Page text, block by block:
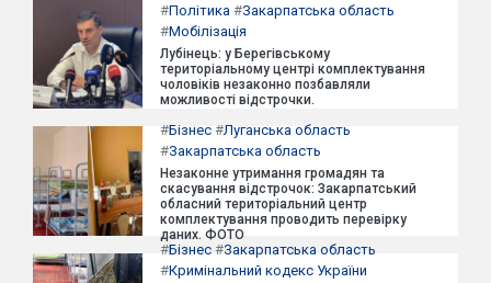
#Політика #Закарпатська область
#Мобілізація
Лубінець: у Берегівському
територіальному центрі комплектування
чоловіків незаконно позбавляли
можливості відстрочки.
#Бізнес #Луганська область
#Закарпатська область
Незаконне утримання громадян та
скасування відстрочок: Закарпатський
обласний територіальний центр
комплектування проводить перевірку
даних. ФОТО
#Бізнес #Закарпатська область
#Кримінальний кодекс України